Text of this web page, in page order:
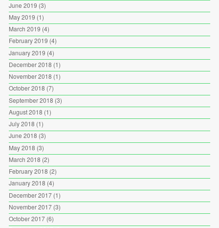
June 2019 (3)
May 2019 (1)
March 2019 (4)
February 2019 (4)
January 2019 (4)
December 2018 (1)
November 2018 (1)
October 2018 (7)
September 2018 (3)
August 2018 (1)
July 2018 (1)
June 2018 (3)
May 2018 (3)
March 2018 (2)
February 2018 (2)
January 2018 (4)
December 2017(1)
November 2017(3)
October 2017(6)